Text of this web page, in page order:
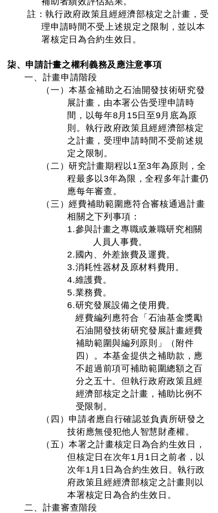
註：執行政府政策且經經濟部核定之計畫，受
理申請時間不受上述規定之限制，並以本
署核定日為合約生效日。
柒、申請計畫之權利義務及應注意事項
一、計畫申請階段
（一）本基金補助之石油開發技術研究發
展計畫，由本署公告受理申請時
間，以每年8月15日至9月底為原
則。執行政府政策且經經濟部核定
之計畫，受理申請時間不受前述規
定之限制。
（二）研究計畫期程以1至3年為原則，全
程最多以3年為限，全程多年計畫仍
應每年審查。
（三）經費補助範圍應符合審核通過計畫
相關之下列事項：
1.參與計畫之專職或兼職研究相關
人員人事費。
2.國內、外差旅費及運費。
3.消耗性器材及原材料費用。
4.維護費。
5.業務費。
6.研究發展設備之使用費。
經費編列應符合「石油基金獎勵
石油開發技術研究發展計畫經費
補助範圍與編列原則」（附件
四）。本基金提供之補助款，應
不超過前項可補助範圍總額之百
分之五十。但執行政府政策且經
經濟部核定之計畫，補助比例不
受限制。
（四）申請者應自行確認並負責所研發之
技術應無侵犯他人智慧財產權。
（五）本署之計畫核定日為合約生效日，
但核定日在次年1月1日之前者，以
次年1月1日為合約生效日。執行政
府政策且經經濟部核定之計畫則以
本署核定日為合約生效日。
二、計畫審查階段